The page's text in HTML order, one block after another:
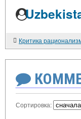
Сортировка: